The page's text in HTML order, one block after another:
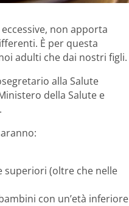
non apporta
È per questa
adulti che dai nostri figli.
alla Salute
della Salute e
superiori (oltre che nelle
con un’età inferiore